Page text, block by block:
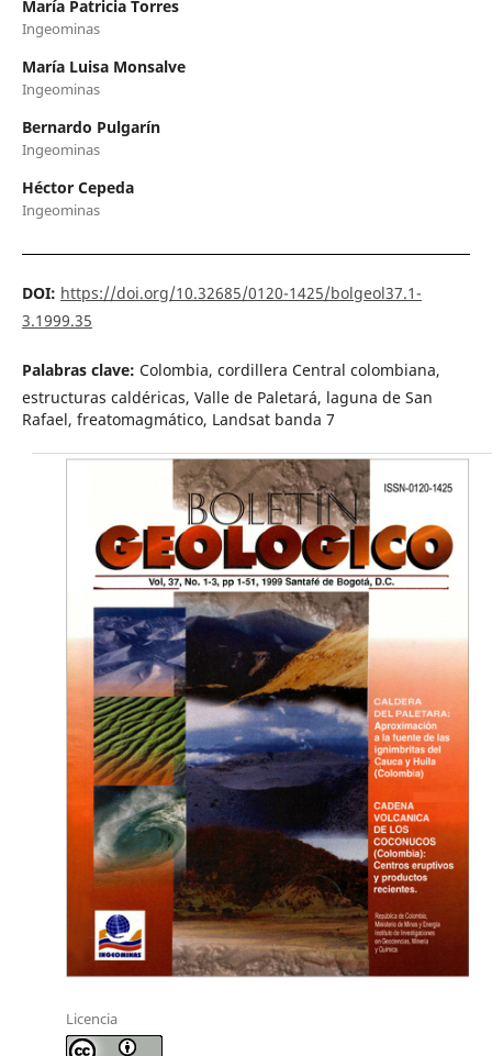
María Patricia Torres
Ingeominas
María Luisa Monsalve
Ingeominas
Bernardo Pulgarín
Ingeominas
Héctor Cepeda
Ingeominas
DOI: https://doi.org/10.32685/0120-1425/bolgeol37.1-
3.1999.35
Palabras clave: Colombia, cordillera Central colombiana,
estructuras caldéricas, Valle de Paletará, laguna de San
Rafael, freatomagmático, Landsat banda 7
Licencia